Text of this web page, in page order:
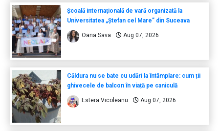
Școală internațională de vară organizată la
Universitatea „Ștefan cel Mare” din Suceava
Oana Sava Aug 07, 2026
Căldura nu se bate cu udări la întâmplare: cum ții
ghivecele de balcon în viață pe caniculă
Estera Vicoleanu Aug 07, 2026